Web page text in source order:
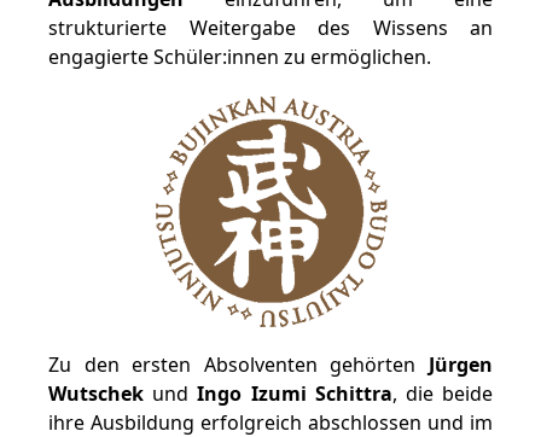
strukturierte Weitergabe des Wissens an
engagierte Schüler:innen zu ermöglichen.
Zu den ersten Absolventen gehörten Jürgen
Wutschek undIngo Izumi Schittra, die beide
ihre Ausbildung erfolgreich abschlossen und im